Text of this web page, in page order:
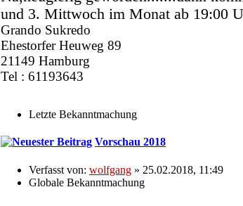
und 3. Mittwoch im Monat ab 19:00
Grando Sukredo
Ehestorfer Heuweg 89
21149 Hamburg
Tel : 61193643
Letzte Bekanntmachung
Vorschau 2018
Verfasst von: wolfgang » 25.02.2018, 11:49
Globale Bekanntmachung